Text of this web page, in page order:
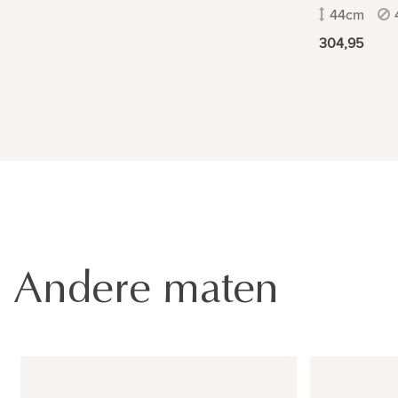
44cm
304,95
Andere maten